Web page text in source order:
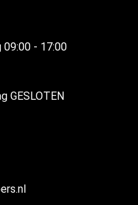
09:00 - 17:00
GESLOTEN